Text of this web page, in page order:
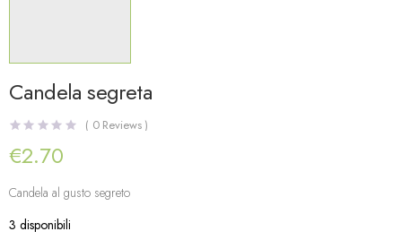
Candela segreta
( 0Reviews )
€2.70
Candela al gusto segreto
3 disponibili